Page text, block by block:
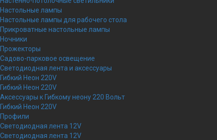
Настольные лампы
Настольные лампы для рабочего стола
Прикроватные настольные лампы
Ночники
Прожекторы
Садово-парковое освещение
Светодиодная лента и аксессуары
Гибкий Неон 220V
Гибкий Неон 220V
Аксессуары к Гибкому неону 220 Вольт
Гибкий Неон 220V
Профили
Светодиодная лента 12V
Светодиодная лента 12V